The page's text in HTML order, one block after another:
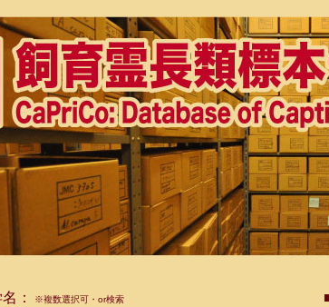
： ※複数選択可・or検索